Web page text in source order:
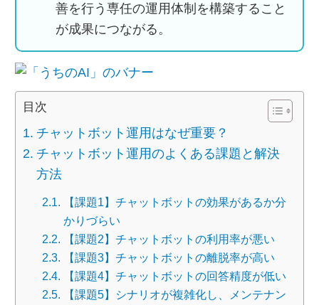
善を行う専任の運用体制を構築すること
が成果につながる。
目次
チャットボット運用はなぜ重要？
チャットボット運用のよくある課題と解決
方法
【課題1】チャットボットの効果があるか分
かりづらい
【課題2】チャットボットの利用率が悪い
【課題3】チャットボットの離脱率が高い
【課題4】チャットボットの回答精度が低い
【課題5】シナリオが複雑化し、メンテナン